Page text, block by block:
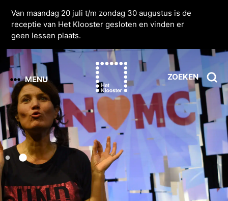
Van maandag 20 juli t/m zondag 30 augustus is de
receptie van Het Klooster gesloten en vinden er
geen lessen plaats.
MENU ZOEKEN